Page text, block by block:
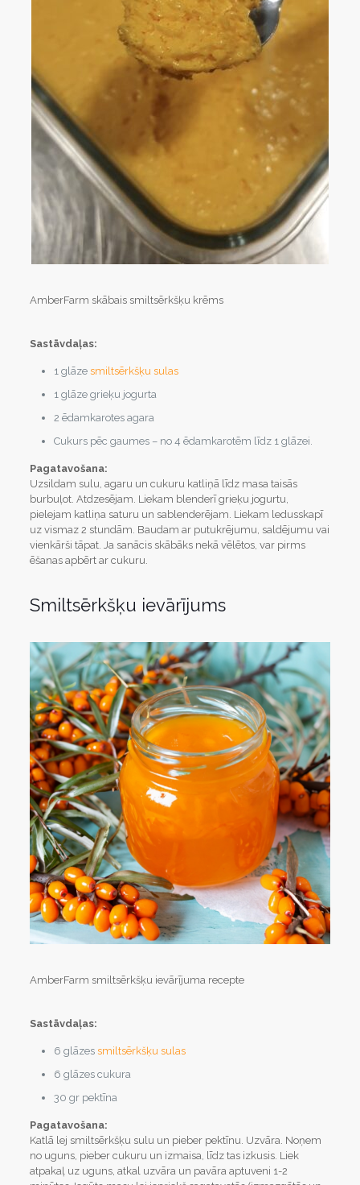
AmberFarm skābais smiltsērkšķu krēms
Sastāvdaļas:
1 glāze smiltsērkšķu sulas
1 glāze grieķu jogurta
2 ēdamkarotes agara
Cukurs pēc gaumes – no 4 ēdamkarotēm līdz 1 glāzei.
Pagatavošana:
Uzsildam sulu, agaru un cukuru katliņā līdz masa taisās
burbuļot. Atdzesējam. Liekam blenderī grieķu jogurtu,
pielejam katliņa saturu un sablenderējam. Liekam ledusskapī
uz vismaz 2 stundām. Baudam ar putukrējumu, saldējumu vai
vienkārši tāpat. Ja sanācis skābāks nekā vēlētos, var pirms
ēšanas apbērt ar cukuru.
Smiltsērkšķu ievārījums
AmberFarm smiltsērkšķu ievārījuma recepte
Sastāvdaļas:
6 glāzes smiltsērkšķu sulas
6 glāzes cukura
30 gr pektīna
Pagatavošana:
Katlā lej smiltsērkšķu sulu un pieber pektīnu. Uzvāra. Noņem
no uguns, pieber cukuru un izmaisa, līdz tas izkusis. Liek
atpakaļ uz uguns, atkal uzvāra un pavāra aptuveni 1-2